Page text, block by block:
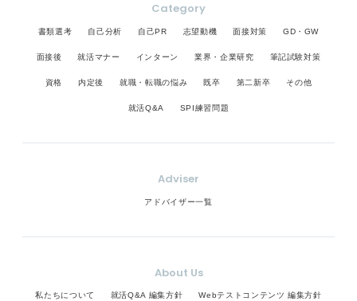
Category
書類選考 自己分析 自己PR 志望動機 面接対策 GD・GW
面接後 就活マナー インターン 業界・企業研究 筆記試験対策
資格 内定後 就職・転職の悩み 既卒 第二新卒 その他
就活Q&A SPI練習問題
Adviser
アドバイザー一覧
About Us
私たちについて 就活Q&A 編集方針 Webテストコンテンツ 編集方針